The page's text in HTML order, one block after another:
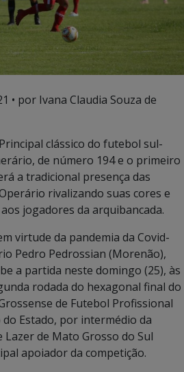
• por Ivana Claudia Souza de
Principal clássico do futebol sul-
de número 194 e o primeiro
a tradicional presença das
rivalizando suas cores e
jogadores da arquibancada.
virtude da pandemia da Covid-
Pedro Pedrossian (Morenão),
a partida neste domingo (25), às
rodada do hexagonal final do
de Futebol Profissional
do Estado, por intermédio da
Lazer de Mato Grosso do Sul
apoiador da competição.